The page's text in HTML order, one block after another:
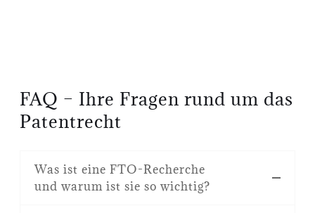
FAQ – Ihre Fragen rund um das
Patentrecht
Was ist eine FTO-Recherche
und warum ist sie so wichtig?